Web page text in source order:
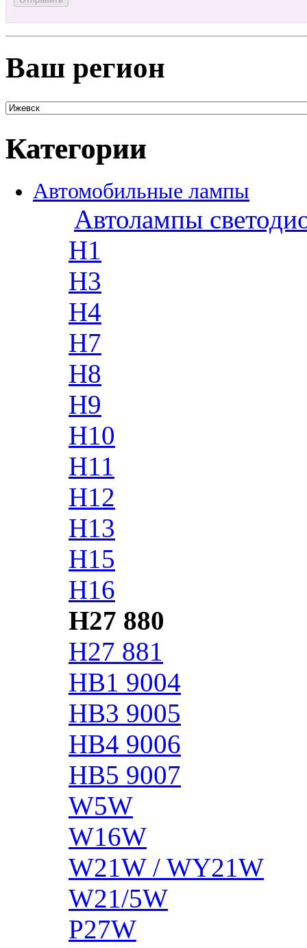
Ваш регион
Категории
Автомобильные лампы
Автолампы
H1
H3
H4
H7
H8
H9
H10
H11
H12
H13
H15
H16
H27 880
H27 881
HB1 9004
HB3 9005
HB4 9006
HB5 9007
W5W
W16W
W21W / WY21W
W21/5W
P27W